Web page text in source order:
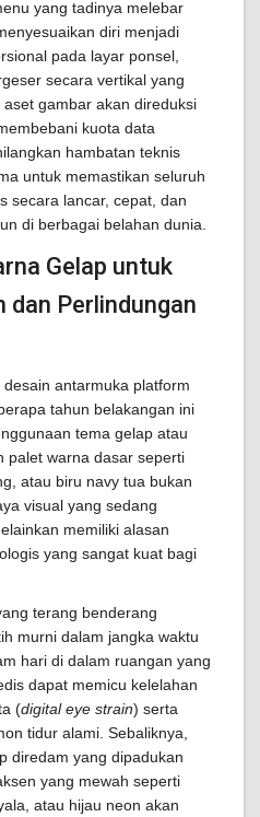
yang tadinya melebar
diri menjadi
pada layar ponsel,
secara vertikal yang
gambar akan direduksi
kuota data
hambatan teknis
untuk memastikan seluruh
secara lancar, cepat, dan
di berbagai belahan dunia.
Gelap untuk
dan Perlindungan
antarmuka platform
tahun belakangan ini
tema gelap atau
palet warna dasar seperti
atau biru navy tua bukan
visual yang sedang
memiliki alasan
yang sangat kuat bagi
terang benderang
murni dalam jangka waktu
hari di dalam ruangan yang
dapat memicu kelelahan
(digital eye strain) serta
tidur alami. Sebaliknya,
diredam yang dipadukan
yang mewah seperti
atau hijau neon akan